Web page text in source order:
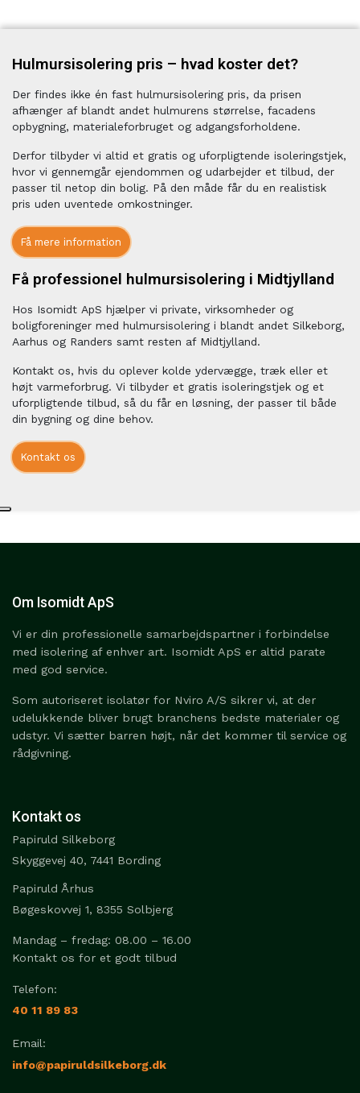
Hulmursisolering pris – hvad koster det?
Der findes ikke én fast hulmursisolering pris, da prisen
afhænger af blandt andet hulmurens størrelse, facadens
opbygning, materialeforbruget og adgangsforholdene.
Derfor tilbyder vi altid et gratis og uforpligtende isoleringstjek,
hvor vi gennemgår ejendommen og udarbejder et tilbud, der
passer til netop din bolig. På den måde får du en realistisk
pris uden uventede omkostninger.
Få mere information
Få professionel hulmursisolering i Midtjylland
Hos Isomidt ApS hjælper vi private, virksomheder og
boligforeninger med hulmursisolering i blandt andet Silkeborg,
Aarhus og Randers samt resten af Midtjylland.
Kontakt os, hvis du oplever kolde ydervægge, træk eller et
højt varmeforbrug. Vi tilbyder et gratis isoleringstjek og et
uforpligtende tilbud, så du får en løsning, der passer til både
din bygning og dine behov.
Kontakt os
Om Isomidt ApS
Vi er din professionelle samarbejdspartner i forbindelse
med isolering af enhver art. Isomidt ApS er altid parate
med god service.
Som autoriseret isolatør for Nviro A/S sikrer vi, at der
udelukkende bliver brugt branchens bedste materialer og
udstyr. Vi sætter barren højt, når det kommer til service og
rådgivning.
Kontakt os
Papiruld Silkeborg
Skyggevej 40, 7441 Bording
Papiruld Århus
Bøgeskovvej 1, 8355 Solbjerg
Mandag – fredag: 08.00 – 16.00
Kontakt os for et godt tilbud
Telefon:
40 11 89 83
Email:
info@papiruldsilkeborg.dk